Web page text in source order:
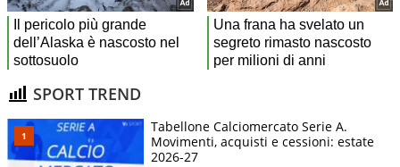
SPORT TREND
Tabellone Calciomercato Serie A.
Movimenti, acquisti e cessioni: estate
2026-27